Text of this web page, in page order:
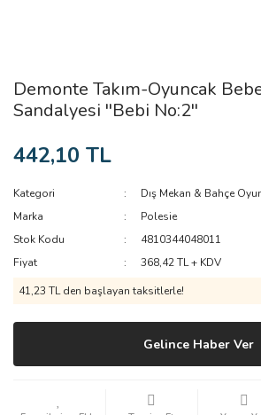
Demonte Takım-Oyuncak
Sandalyesi ''Bebi No:2''
442,10 TL
Kategori
Dış Mekan & Bahçe
Marka
Polesie
Stok Kodu
4810344048011
Fiyat
368,42 TL + KDV
41,23 TL den başlayan taksitlerle!
Gelince Haber Ver